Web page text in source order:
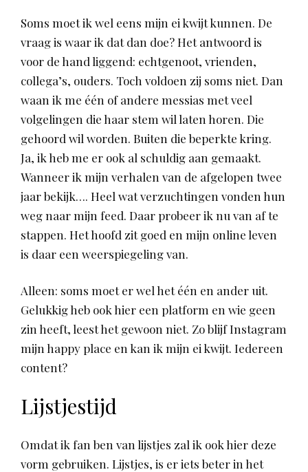
Soms moet ik wel eens mijn ei kwijt kunnen. De
vraag is waar ik dat dan doe? Het antwoord is
voor de hand liggend: echtgenoot, vrienden,
collega’s, ouders. Toch voldoen zij soms niet. Dan
waan ik me één of andere messias met veel
volgelingen die haar stem wil laten horen. Die
gehoord wil worden. Buiten die beperkte kring.
Ja, ik heb me er ook al schuldig aan gemaakt.
Wanneer ik mijn verhalen van de afgelopen twee
jaar bekijk…. Heel wat verzuchtingen vonden hun
weg naar mijn feed. Daar probeer ik nu van af te
stappen. Het hoofd zit goed en mijn online leven
is daar een weerspiegeling van.
Alleen: soms moet er wel het één en ander uit.
Gelukkig heb ook hier een platform en wie geen
zin heeft, leest het gewoon niet. Zo blijf Instagram
mijn happy place en kan ik mijn ei kwijt. Iedereen
content?
Lijstjestijd
Omdat ik fan ben van lijstjes zal ik ook hier deze
vorm gebruiken. Lijstjes, is er iets beter in het